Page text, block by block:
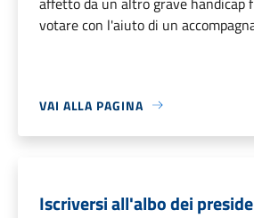
votare con l'aiuto di un
VAI ALLA PAGINA
Iscriversi all'albo dei